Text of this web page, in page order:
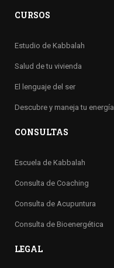
CURSOS
Estudio de Kabbalah
Salud de tu vivienda
El lenguaje del ser
Descubre y maneja tu energía
CONSULTAS
Escuela de Kabbalah
Consulta de Coaching
Consulta de Acupuntura
Consulta de Bioenergética
LEGAL